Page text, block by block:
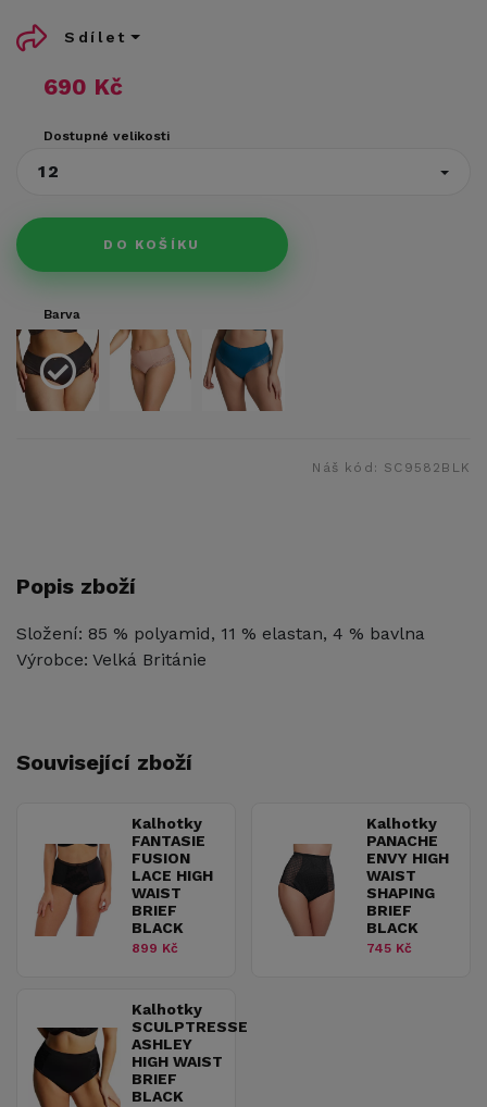
690 Kč
Dostupné velikosti
12
DO KOŠÍKU
Sdílet
Barva
Náš kód: SC9582BLK
Popis zboží
Složení: 85 % polyamid, 11 % elastan, 4 % bavlna
Výrobce: Velká Británie
Související zboží
Kalhotky
FANTASIE
FUSION
LACE HIGH
WAIST
BRIEF
BLACK
899 Kč
Kalhotky
PANACHE
ENVY HIGH
WAIST
SHAPING
BRIEF
BLACK
745 Kč
Kalhotky
SCULPTRESSE
ASHLEY
HIGH WAIST
BRIEF
BLACK